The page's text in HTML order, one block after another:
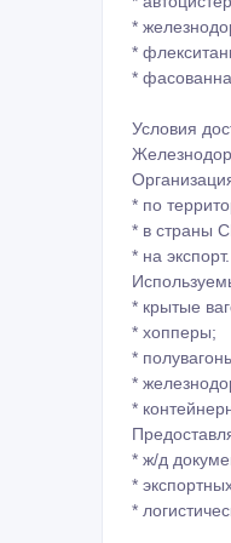
*
* удобство
* высокая
*
3. Масло
Поставка
Виды
* масло
* масло
Форматы
*
*
*
*
Условия
* по